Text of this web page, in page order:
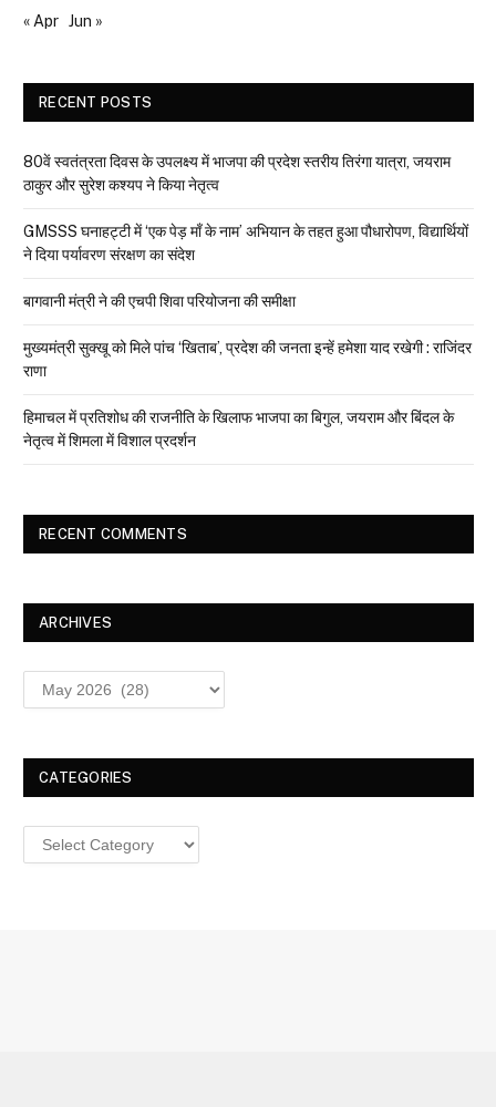
« Apr Jun »
RECENT POSTS
80वें स्वतंत्रता दिवस के उपलक्ष्य में भाजपा की प्रदेश स्तरीय तिरंगा यात्रा, जयराम
ठाकुर और सुरेश कश्यप ने किया नेतृत्व
GMSSS घनाहट्टी में ‘एक पेड़ माँ के नाम’ अभियान के तहत हुआ पौधारोपण, विद्यार्थियों
ने दिया पर्यावरण संरक्षण का संदेश
बागवानी मंत्री ने की एचपी शिवा परियोजना की समीक्षा
मुख्यमंत्री सुक्खू को मिले पांच ‘खिताब’, प्रदेश की जनता इन्हें हमेशा याद रखेगी : राजिंदर
राणा
हिमाचल में प्रतिशोध की राजनीति के खिलाफ भाजपा का बिगुल, जयराम और बिंदल के
नेतृत्व में शिमला में विशाल प्रदर्शन
RECENT COMMENTS
ARCHIVES
Archives
CATEGORIES
Categories